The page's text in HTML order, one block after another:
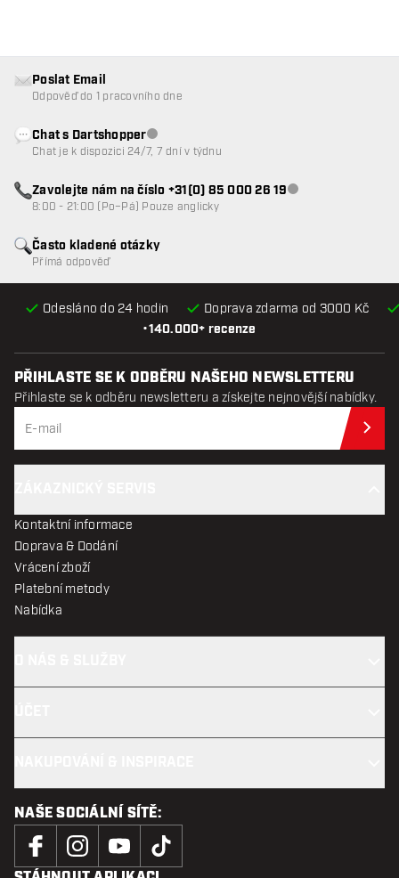
•140.000+ recenze
Odesláno do 24 hodin Doprava zdarma od 3000 Kč
Často kladené otázky
Přímá odpověď
Poslat Email
Odpověď do 1 pracovního dne
Chat s DartshopperZákaznický servis nedostupný
Chat je k dispozici 24/7, 7 dní v týdnu
Zavolejte nám na číslo +31(0) 85 000 26 19Zákaznický servis
8:00 - 21:00 (Po–Pá) Pouze anglicky
PŘIHLASTE SE K ODBĚRU NAŠEHO NEWSLETTERU
Přihlaste se k odběru newsletteru a získejte nejnovější nabídky.
Kontaktní informace
Doprava & Dodání
Vrácení zboží
Platební metody
Nabídka
NAŠE SOCIÁLNÍ SÍTĚ: